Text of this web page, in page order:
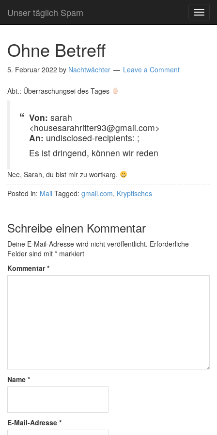
Unser täglich Spam
Ohne Betreff
5. Februar 2022 by Nachtwächter Leave a Comment
Abt.: Überraschungsei des Tages
Von: sarah
<housesarahritter93@gmail.com>
An: undisclosed-recipients: ;
Es ist dringend, können wir reden
Nee, Sarah, du bist mir zu wortkarg.
Posted in: Mail Tagged: gmail.com, Kryptisches
Schreibe einen Kommentar
Deine E-Mail-Adresse wird nicht veröffentlicht. Erforderliche
Felder sind mit * markiert
Kommentar*
Name *
E-Mail-Adresse *